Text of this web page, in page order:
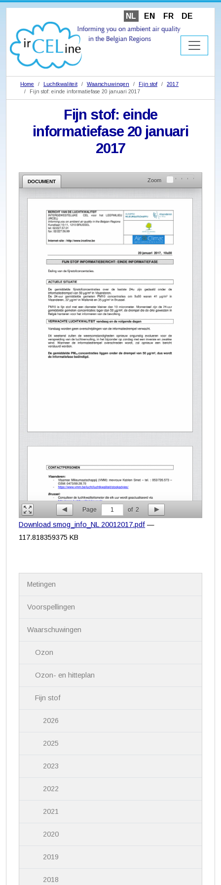
NL EN FR DE
Home Luchtkwaliteit Waarschuwingen Fijn stof
2017
Fijn stof: einde informatiefase 20 januari 2017
Fijn stof: einde
informatiefase 20 januari
2017
DOCUMENT Zoom
Page 1 of 2
Download smog_info_NL 20012017.pdf —
117.818359375 KB
Metingen
Voorspellingen
Waarschuwingen
Ozon
Ozon- en hitteplan
Fijn stof
2026
2025
2023
2022
2021
2020
2019
2018